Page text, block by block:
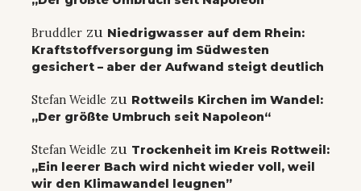
Bruddler zu Niedrigwasser auf dem Rhein:
Kraftstoffversorgung im Südwesten
gesichert – aber der Aufwand steigt deutlich
Stefan Weidle zu Rottweils Kirchen im Wandel:
„Der größte Umbruch seit Napoleon“
Stefan Weidle zu Trockenheit im Kreis Rottweil:
„Ein leerer Bach wird nicht wieder voll, weil
wir den Klimawandel leugnen”